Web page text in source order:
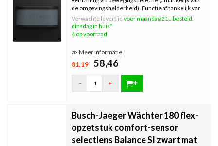
de omgevingshelderheid). Functie afhankelijk van
de gebruikte flex-sokkel (niet inbegrepen).
Montagehoogte: 0,8–1,2 m. Balance SI, kleur: zwart
mat.
Verwachte levertijd voor maandag 21u besteld,
dinsdag in huis*
4 op voorraad
≫ Meer informatie
81,19 58,46
- +
Busch-Jaeger Wächter 180 flex-
opzetstuk comfort-sensor
selectlens Balance SI zwart mat